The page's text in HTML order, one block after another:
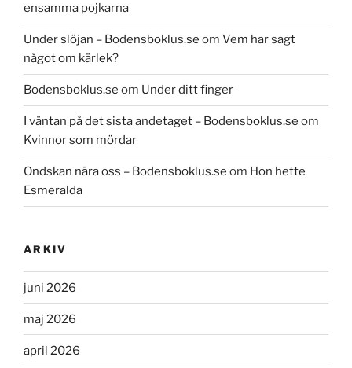
ensamma pojkarna
Under slöjan – Bodensboklus.se om Vem har sagt
något om kärlek?
Bodensboklus.se om Under ditt finger
I väntan på det sista andetaget – Bodensboklus.se om
Kvinnor som mördar
Ondskan nära oss – Bodensboklus.se om Hon hette
Esmeralda
ARKIV
juni 2026
maj 2026
april 2026